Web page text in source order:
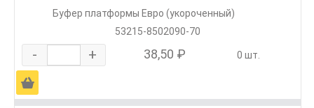
Буфер платформы Евро (укороченный)
53215-8502090-70
- + 38,50 ₽ 0 шт.
Ä